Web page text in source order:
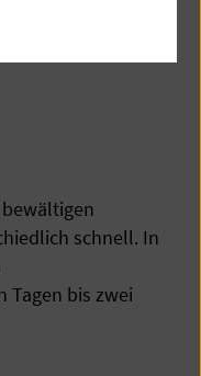
2005 galt in der
OP als einzig
schnell. In
Tagen bis zwei